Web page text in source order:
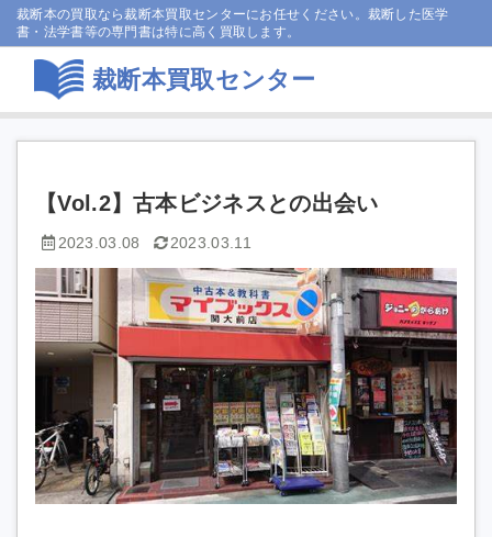
裁断本の買取なら裁断本買取センターにお任せください。裁断した医学
書・法学書等の専門書は特に高く買取します。
裁断本買取センター
【Vol.2】古本ビジネスとの出会い
2023.03.11
2023.03.08